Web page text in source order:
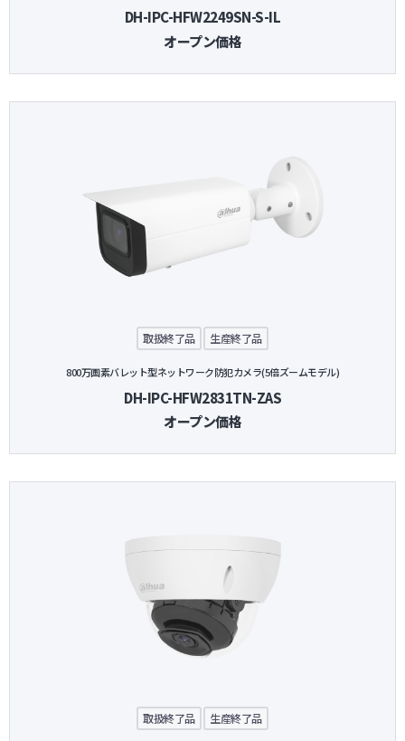
DH-IPC-HFW2249SN-S-IL
オープン価格
取扱終了品 生産終了品
800万画素バレット型ネットワーク防犯カメラ(5倍ズームモデル)
DH-IPC-HFW2831TN-ZAS
オープン価格
取扱終了品 生産終了品